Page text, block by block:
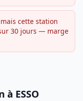
cette station
30 jours — marge
ESSO